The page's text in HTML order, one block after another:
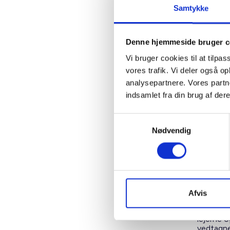
Samtykke
Denne hjemmeside bruger
Vi bruger cookies til at
vores trafik. Vi deler også
analysepartnere. Vores
indsamlet fra din brug af
Nødvendig
Afvis
§ 42 c
kan
42 b.
Når en
for ikke-
På et
lejerne